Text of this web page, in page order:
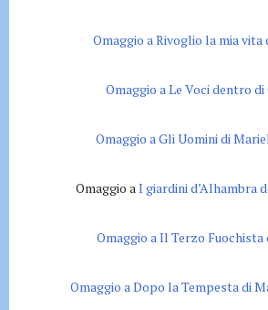
Omaggio a Rivoglio la mia vita
Omaggio a Le Voci dentro
Omaggio a Gli Uomini di
Omaggio aI giardini d’Alhambra
Omaggio a Il Terzo Fuochista
Omaggio a Dopo la Tempesta di